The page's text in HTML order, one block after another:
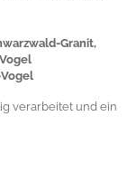
Granit,
verarbeitet und ein